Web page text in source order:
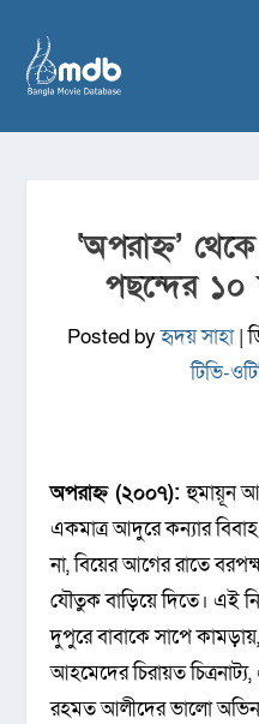
‘অপরাহ্ন’
পছন্দের ১০
Posted byহৃদয় সাহা|
টিভি-
অপরাহ্ন (২০০৭):হুমায়ূন
একমাত্র আদুরে কন্যার
না, বিয়ের আগের রাতে
যৌতুক বাড়িয়ে দিতে। এই
দুপুরে বাবাকে সাপে
আহমেদের চিরায়ত
রহমত আলীদের ভালো